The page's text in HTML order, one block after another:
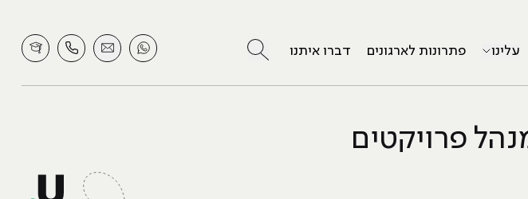
עלינו פתרונות לארגונים דברו איתנו לחץ לחיפוש